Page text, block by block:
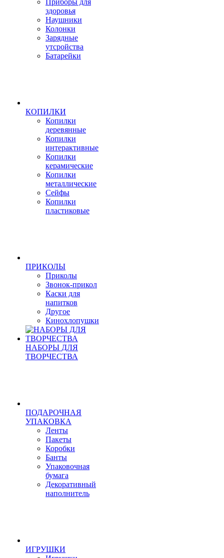
Приборы для
здоровья
Наушники
Колонки
Зарядные
утсройства
Батарейки
КОПИЛКИ
Копилки
деревянные
Копилки
интерактивные
Копилки
керамические
Копилки
металлические
Сейфы
Копилки
пластиковые
ПРИКОЛЫ
Приколы
Звонок-прикол
Каски для
напитков
Другое
Кинохлопушки
НАБОРЫ ДЛЯ
ТВОРЧЕСТВА
ПОДАРОЧНАЯ
УПАКОВКА
Ленты
Пакеты
Коробки
Банты
Упаковочная
бумага
Декоративный
наполнитель
ИГРУШКИ